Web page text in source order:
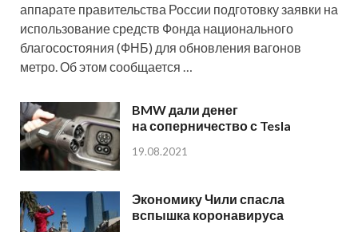
аппарате правительства России подготовку заявки на
использование средств Фонда национального
благосостояния (ФНБ) для обновления вагонов
метро. Об этом сообщается …
BMW дали денег
на соперничество с Tesla
19.08.2021
Экономику Чили спасла
вспышка коронавируса